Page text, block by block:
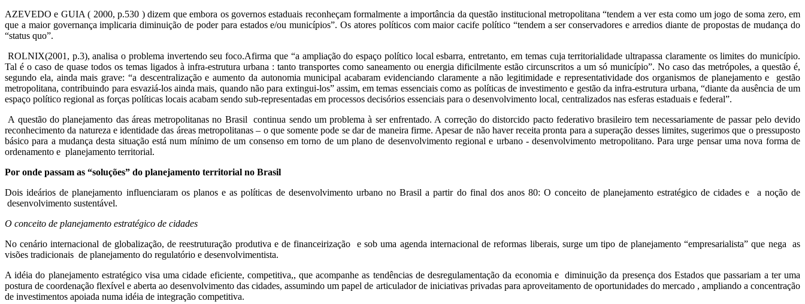
AZEVEDO e GUIA ( 2000, p.530 ) dizem que embora os governos estaduais reconheçam formalmente a importância da questão institucional metropolitana “tendem a ver esta como um jogo de soma zero, em
que a maior governança implicaria diminuição de poder para estados e/ou municípios”. Os atores políticos com maior cacife político “tendem a ser conservadores e arredios diante de propostas de mudança do
“status quo”.
ROLNIX(2001, p.3), analisa o problema invertendo seu foco.Afirma que “a ampliação do espaço político local esbarra, entretanto, em temas cuja territorialidade ultrapassa claramente os limites do município.
Tal é o caso de quase todos os temas ligados à infra-estrutura urbana : tanto transportes como saneamento ou energia dificilmente estão circunscritos a um só município”. No caso das metrópoles, a questão é,
segundo ela, ainda mais grave: “a descentralização e aumento da autonomia municipal acabaram evidenciando claramente a não legitimidade e representatividade dos organismos de planejamento e gestão
metropolitana, contribuindo para esvaziá-los ainda mais, quando não para extingui-los” assim, em temas essenciais como as políticas de investimento e gestão da infra-estrutura urbana, “diante da ausência de um
espaço político regional as forças políticas locais acabam sendo sub-representadas em processos decisórios essenciais para o desenvolvimento local, centralizados nas esferas estaduais e federal”.
A questão do planejamento das áreas metropolitanas no Brasil continua sendo um problema à ser enfrentado. A correção do distorcido pacto federativo brasileiro tem necessariamente de passar pelo devido
reconhecimento da natureza e identidade das áreas metropolitanas – o que somente pode se dar de maneira firme. Apesar de não haver receita pronta para a superação desses limites, sugerimos que o pressuposto
básico para a mudança desta situação está num mínimo de um consenso em torno de um plano de desenvolvimento regional e urbano - desenvolvimento metropolitano. Para urge pensar uma nova forma de
ordenamento e planejamento territorial.
Por onde passam as “soluções” do planejamento territorial no Brasil
Dois ideários de planejamento influenciaram os planos e as políticas de desenvolvimento urbano no Brasil a partir do final dos anos 80: O conceito de planejamento estratégico de cidades e a noção de
desenvolvimento sustentável.
O conceito de planejamento estratégico de cidades
No cenário internacional de globalização, de reestruturação produtiva e de financeirização e sob uma agenda internacional de reformas liberais, surge um tipo de planejamento “empresarialista” que nega as
visões tradicionais de planejamento do regulatório e desenvolvimentista.
A idéia do planejamento estratégico visa uma cidade eficiente, competitiva,, que acompanhe as tendências de desregulamentação da economia e diminuição da presença dos Estados que passariam a ter uma
postura de coordenação flexível e aberta ao desenvolvimento das cidades, assumindo um papel de articulador de iniciativas privadas para aproveitamento de oportunidades do mercado , ampliando a concentração
de investimentos apoiada numa idéia de integração competitiva.